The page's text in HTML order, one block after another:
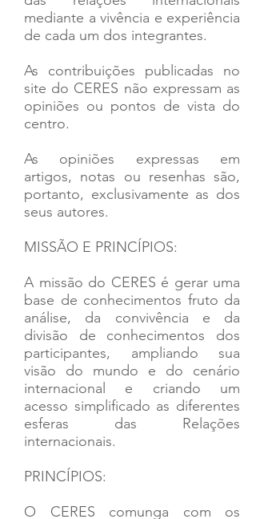
mediante a vivência e experiência
de cada um dos integrantes.
As contribuições publicadas no
site do CERES não expressam as
opiniões ou pontos de vista do
centro.
As opiniões expressas em
artigos, notas ou resenhas são,
portanto, exclusivamente as dos
seus autores.
MISSÃO E PRINCÍPIOS:
A missão do CERES é gerar uma
base de conhecimentos fruto da
análise, da convivência e da
divisão de conhecimentos dos
participantes, ampliando sua
visão do mundo e do cenário
internacional e criando um
acesso simplificado as diferentes
esferas das Relações
internacionais.
PRINCÍPIOS:
O CERES comunga com os